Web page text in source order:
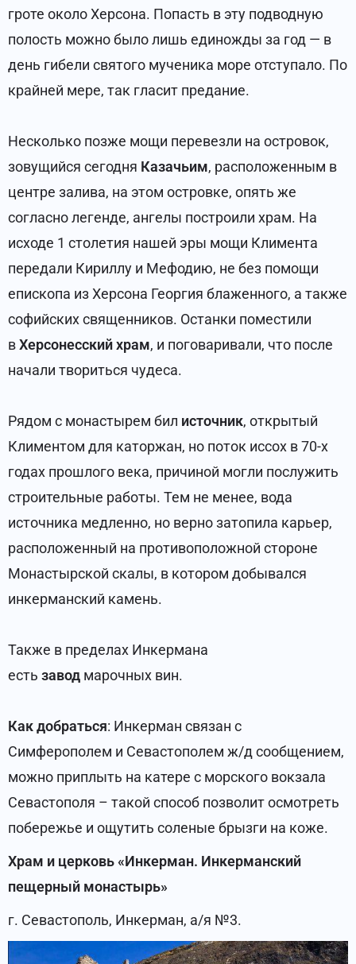
гроте около Херсона. Попасть в эту подводную
полость можно было лишь единожды за год — в
день гибели святого мученика море отступало. По
крайней мере, так гласит предание.
Несколько позже мощи перевезли на островок,
зовущийся сегодня Казачьим, расположенным в
центре залива, на этом островке, опять же
согласно легенде, ангелы построили храм. На
исходе 1 столетия нашей эры мощи Климента
передали Кириллу и Мефодию, не без помощи
епископа из Херсона Георгия блаженного, а также
софийских священников. Останки поместили
вХерсонесский храм, и поговаривали, что после
начали твориться чудеса.
Рядом с монастырем бил источник, открытый
Климентом для каторжан, но поток иссох в 70-х
годах прошлого века, причиной могли послужить
строительные работы. Тем не менее, вода
источника медленно, но верно затопила карьер,
расположенный на противоположной стороне
Монастырской скалы, в котором добывался
инкерманский камень.
Также в пределах Инкермана
есть завод марочных вин.
Как добраться: Инкерман связан с
Симферополем и Севастополем ж/д сообщением,
можно приплыть на катере с морского вокзала
Севастополя – такой способ позволит осмотреть
побережье и ощутить соленые брызги на коже.
Храм и церковь «Инкерман. Инкерманский
пещерный монастырь»
г. Севастополь, Инкерман, а/я №3.